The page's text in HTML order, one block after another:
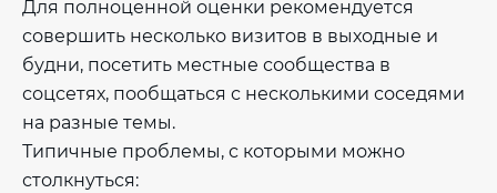
Для полноценной оценки рекомендуется
совершить несколько визитов в выходные и
будни, посетить местные сообщества в
соцсетях, пообщаться с несколькими соседями
на разные темы.
Типичные проблемы, с которыми можно
столкнуться: